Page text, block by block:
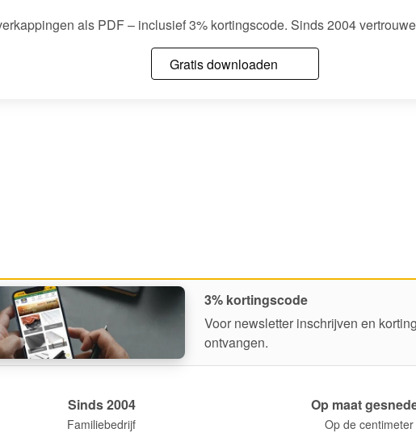
als PDF – inclusief 3% kortingscode. Sinds 2004
Gratis downloaden
3% kortingscode
Voor newsletter inschrijven en
ontvangen.
Sinds 2004
Familiebedrijf
Op maat
Op de centimeter